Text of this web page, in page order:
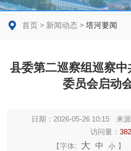
首页 > 新闻动态 > 塔河要闻
县委第二巡察组巡察
委员会启动
日期： 2026-05-26 10:15 来
访问量： 382
【字体:
大 中 小 】